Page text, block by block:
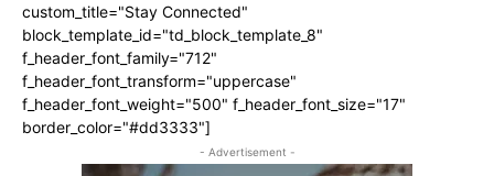
custom_title="Stay Connected"
block_template_id="td_block_template_8"
f_header_font_family="712"
f_header_font_transform="uppercase"
f_header_font_weight="500" f_header_font_size="17"
border_color="#dd3333"]
- Advertisement -